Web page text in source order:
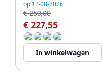
op 12-08-2026
€ 259,00
€ 227,55
In winkelwagen